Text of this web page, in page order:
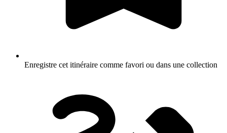
Enregistre cet itinéraire comme favori ou dans une collection